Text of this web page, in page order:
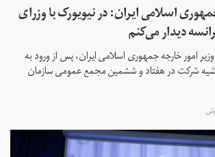
اسلامی ایران: در نیویورک با وزرای
دیدار می‌کنم
امور خارجه جمهوری اسلامی ایران، پس از ورود به
شرکت در هفتاد و ششمین مجمع عمومی سازمان